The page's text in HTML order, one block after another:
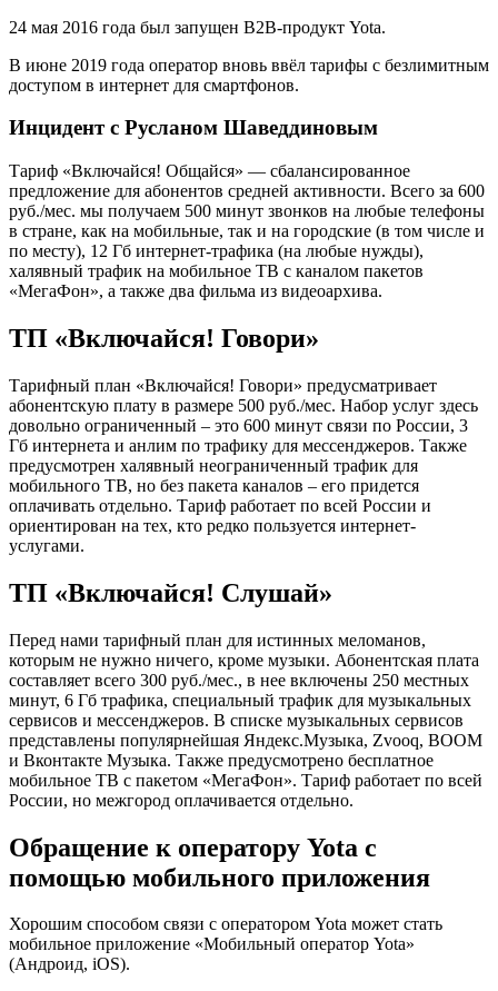
24 мая 2016 года был запущен B2B-продукт Yota.
В июне 2019 года оператор вновь ввёл тарифы с безлимитным
доступом в интернет для смартфонов.
Инцидент с Русланом Шаведдиновым
Тариф «Включайся! Общайся» — сбалансированное
предложение для абонентов средней активности. Всего за 600
руб./мес. мы получаем 500 минут звонков на любые телефоны
в стране, как на мобильные, так и на городские (в том числе и
по месту), 12 Гб интернет-трафика (на любые нужды),
халявный трафик на мобильное ТВ с каналом пакетов
«МегаФон», а также два фильма из видеоархива.
ТП «Включайся! Говори»
Тарифный план «Включайся! Говори» предусматривает
абонентскую плату в размере 500 руб./мес. Набор услуг здесь
довольно ограниченный – это 600 минут связи по России, 3
Гб интернета и анлим по трафику для мессенджеров. Также
предусмотрен халявный неограниченный трафик для
мобильного ТВ, но без пакета каналов – его придется
оплачивать отдельно. Тариф работает по всей России и
ориентирован на тех, кто редко пользуется интернет-
услугами.
ТП «Включайся! Слушай»
Перед нами тарифный план для истинных меломанов,
которым не нужно ничего, кроме музыки. Абонентская плата
составляет всего 300 руб./мес., в нее включены 250 местных
минут, 6 Гб трафика, специальный трафик для музыкальных
сервисов и мессенджеров. В списке музыкальных сервисов
представлены популярнейшая Яндекс.Музыка, Zvooq, BOOM
и Вконтакте Музыка. Также предусмотрено бесплатное
мобильное ТВ с пакетом «МегаФон». Тариф работает по всей
России, но межгород оплачивается отдельно.
Обращение к оператору Yota с
помощью мобильного приложения
Хорошим способом связи с оператором Yota может стать
мобильное приложение «Мобильный оператор Yota»
(Андроид, iOS).